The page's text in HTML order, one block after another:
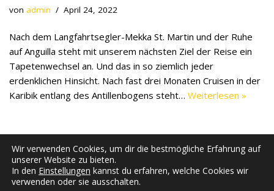
von admin April 24, 2022
Nach dem Langfahrtsegler-Mekka St. Martin und der Ruhe
auf Anguilla steht mit unserem nächsten Ziel der Reise ein
Tapetenwechsel an. Und das in so ziemlich jeder
erdenklichen Hinsicht. Nach fast drei Monaten Cruisen in der
Karibik entlang des Antillenbogens steht… Weiterlesen »
Wir verwenden Cookies, um dir die bestmögliche Erfahrung auf
unserer Website zu bieten.
In den Einstellungen kannst du erfahren, welche Cookies wir
verwenden oder sie ausschalten.